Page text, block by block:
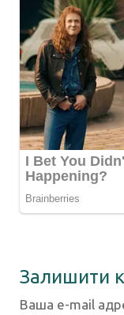
Залишити
Ваша e-mail